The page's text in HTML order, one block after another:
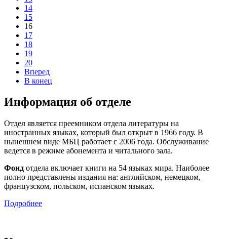
14
15
16
17
18
19
20
Вперед
В конец
Информация об отделе
Отдел является преемником отдела литературы на
иностранных языках, который был открыт в 1966 году. В
нынешнем виде МБЦ работает с 2006 года. Обслуживание
ведется в режиме абонемента и читального зала.
Фонд отдела включает книги на 54 языках мира. Наиболее
полно представлены издания на: английском, немецком,
французском, польском, испанском языках.
Подробнее